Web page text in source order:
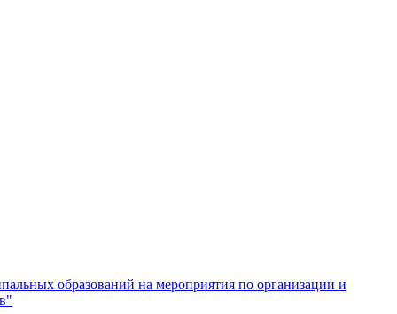
образований на мероприятия по организации и